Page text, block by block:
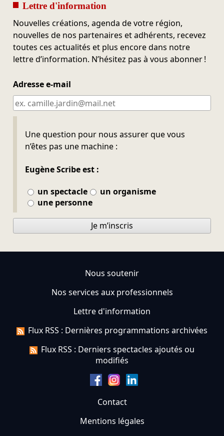
Lettre d'information
Nouvelles créations, agenda de votre région,
nouvelles de nos partenaires et adhérents, recevez
toutes ces actualités et plus encore dans notre
lettre d’information. N’hésitez pas à vous abonner !
Adresse e-mail
Une question pour nous assurer que vous
n’êtes pas une machine :
Eugène Scribe est :
un spectacle
un organisme
une personne
Ne pas remplir
Je m’inscris
Nous soutenir
Nos services aux professionnels
Lettre d'information
Flux RSS : Dernières programmations archivées
Flux RSS : Derniers spectacles ajoutés ou
modifiés
Contact
Mentions légales